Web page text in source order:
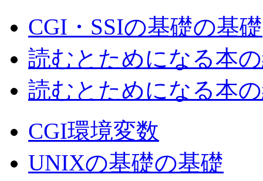
CGI・SSIの基礎の基礎
読むとためになる本
読むとためになる本
CGI環境変数
UNIXの基礎の基礎